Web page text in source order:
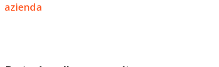
azienda